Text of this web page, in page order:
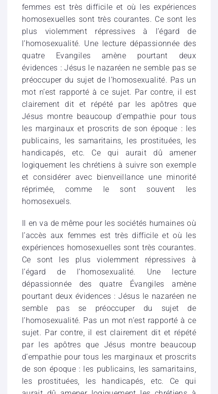
femmes est très difficile et où les expériences
homosexuelles sont très courantes. Ce sont les
plus violemment répressives à l’égard de
l’homosexualité. Une lecture dépassionnée des
quatre Evangiles amène pourtant deux
évidences : Jésus le nazaréen ne semble pas se
préoccuper du sujet de l’homosexualité. Pas un
mot n’est rapporté à ce sujet. Par contre, il est
clairement dit et répété par les apôtres que
Jésus montre beaucoup d’empathie pour tous
les marginaux et proscrits de son époque : les
publicains, les samaritains, les prostituées, les
handicapés, etc. Ce qui aurait dû amener
logiquement les chrétiens à suivre son exemple
et considérer avec bienveillance une minorité
réprimée, comme le sont souvent les
homosexuels.
Il en va de même pour les sociétés humaines où
l’accès aux femmes est très difficile et où les
expériences homosexuelles sont très courantes.
Ce sont les plus violemment répressives à
l’égard de l’homosexualité. Une lecture
dépassionnée des quatre Évangiles amène
pourtant deux évidences : Jésus le nazaréen ne
semble pas se préoccuper du sujet de
l’homosexualité. Pas un mot n’est rapporté à ce
sujet. Par contre, il est clairement dit et répété
par les apôtres que Jésus montre beaucoup
d’empathie pour tous les marginaux et proscrits
de son époque : les publicains, les samaritains,
les prostituées, les handicapés, etc. Ce qui